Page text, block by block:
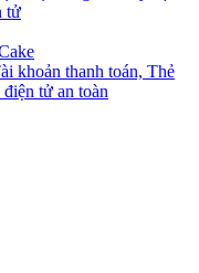
tử
khoản thanh toán, Thẻ
tử an toàn